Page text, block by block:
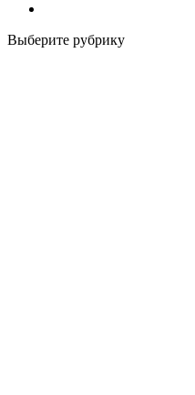
Выберите рубрику